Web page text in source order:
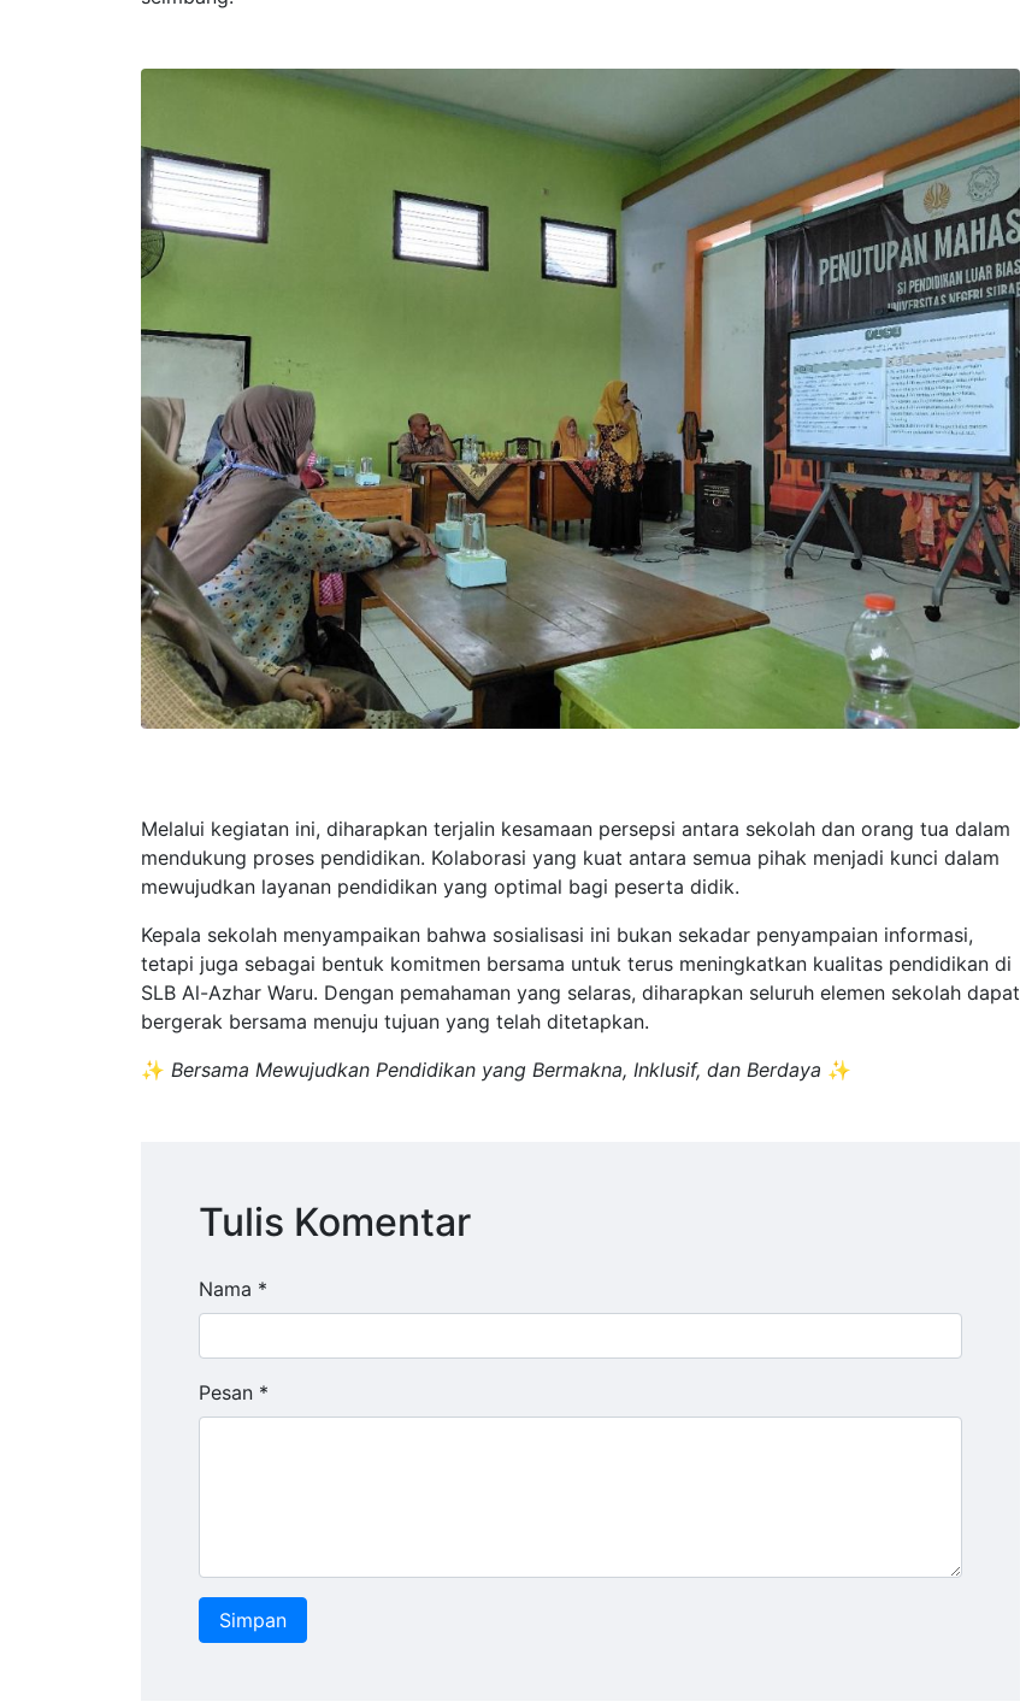
Melalui kegiatan ini, diharapkan terjalin kesamaan persepsi antara sekolah dan orang tua dalam
mendukung proses pendidikan. Kolaborasi yang kuat antara semua pihak menjadi kunci dalam
mewujudkan layanan pendidikan yang optimal bagi peserta didik.
Kepala sekolah menyampaikan bahwa sosialisasi ini bukan sekadar penyampaian informasi,
tetapi juga sebagai bentuk komitmen bersama untuk terus meningkatkan kualitas pendidikan di
SLB Al-Azhar Waru. Dengan pemahaman yang selaras, diharapkan seluruh elemen sekolah dapat
bergerak bersama menuju tujuan yang telah ditetapkan.
✨ Bersama Mewujudkan Pendidikan yang Bermakna, Inklusif, dan Berdaya ✨
Tulis Komentar
Nama *
Pesan *